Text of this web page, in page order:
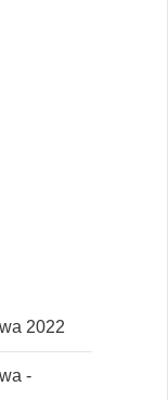
2022
-